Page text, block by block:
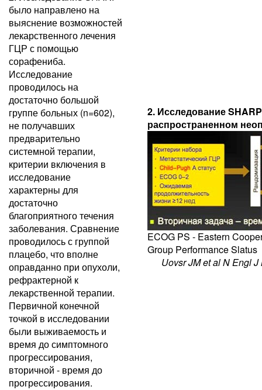
было направлено на
выяснение возможностей
лекарственного лечения
ГЦР с помощью
сорафениба.
Исследование
проводилось на
достаточно большой
группе больных (n=602),
не получавших
предварительно
системной терапии,
критерии включения в
исследование
характерны для
достаточно
благоприятного течения
заболевания. Сравнение
проводилось с группой
плацебо, что вполне
оправданно при опухоли,
рефрактерной к
лекарственной терапии.
Первичной конечной
точкой в исследовании
были выживаемость и
время до симптомного
прогрессирования,
вторичной - время до
прогрессирования.
2. Исследование
распространенном
ECOG PS - Eastern
Group Performance Slatus
Uovsr JM et al N Engl